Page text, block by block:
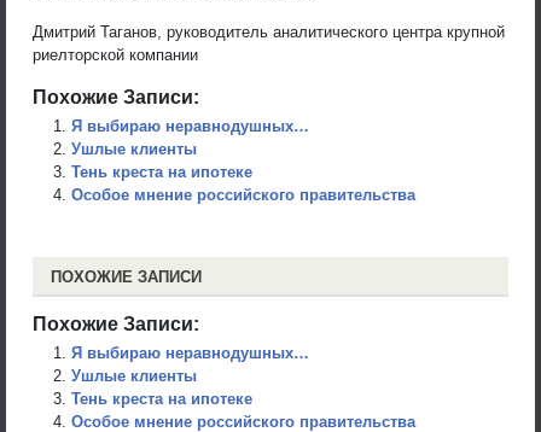
Дмитрий Таганов, руководитель аналитического центра крупной
риелторской компании
Похожие Записи:
Я выбираю неравнодушных…
Ушлые клиенты
Тень креста на ипотеке
Особое мнение российского правительства
ПОХОЖИЕ ЗАПИСИ
Похожие Записи:
Я выбираю неравнодушных…
Ушлые клиенты
Тень креста на ипотеке
Особое мнение российского правительства